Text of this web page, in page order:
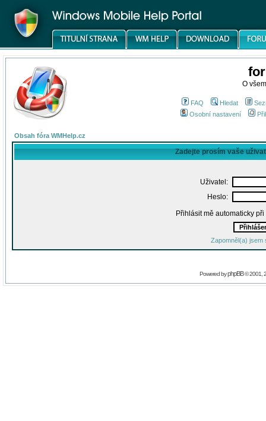
O
FAQ Hledat
Osobní nastavení
Obsah fóra WMHelp.cz
Zadejte prosím vaše
Uživatel:
Heslo:
Přihlásit mě automaticky
Zapomněl(a) jsem
Powered byphpBB© 2001,